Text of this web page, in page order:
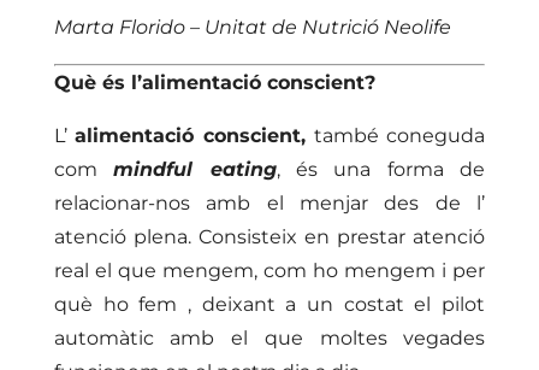
Marta Florido – Unitat de Nutrició Neolife
Què és l’alimentació conscient?
L’alimentació conscient, també coneguda
commindful eating, és una forma de
relacionar-nos amb el menjar des de l’
atenció plena. Consisteix en prestar atenció
real el que mengem, com ho mengem i per
què ho fem , deixant a un costat el pilot
automàtic amb el que moltes vegades